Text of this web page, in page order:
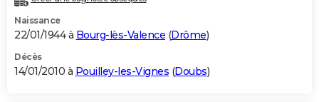
Naissance
22/01/1944 à Bourg-lès-Valence (Drôme)
Décès
14/01/2010 à Pouilley-les-Vignes (Doubs)